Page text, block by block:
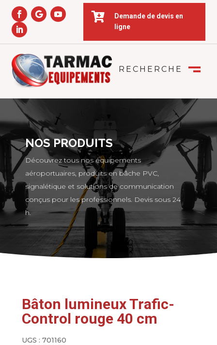

Demande de devis en
ligne
RECHERCHE
NOS PRODUITS
Découvrez tous nos équipements
aéroportuaires, produits en bâche PVC,
signalétique et solutions de communication
conçus pour les professionnels. Devis sous 24
h.
Bâton lumineux Trafic-
Control rouge 40 cm
UGS : 701160